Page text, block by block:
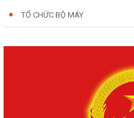
TỔ CHỨC BỘ MÁY